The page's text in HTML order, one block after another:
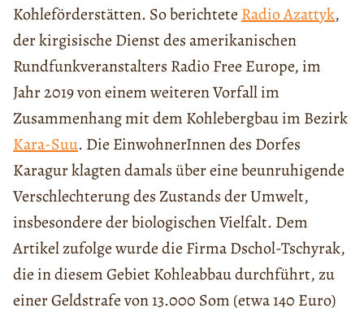
Kohleförderstätten. So berichtete Radio Azattyk,
der kirgisische Dienst des amerikanischen
Rundfunkveranstalters Radio Free Europe, im
Jahr 2019 von einem weiteren Vorfall im
Zusammenhang mit dem Kohlebergbau im Bezirk
Kara-Suu. Die EinwohnerInnen des Dorfes
Karagur klagten damals über eine beunruhigende
Verschlechterung des Zustands der Umwelt,
insbesondere der biologischen Vielfalt. Dem
Artikel zufolge wurde die Firma Dschol-Tschyrak,
die in diesem Gebiet Kohleabbau durchführt, zu
einer Geldstrafe von 13.000 Som (etwa 140 Euro)